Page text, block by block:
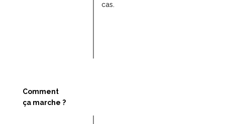
cas.
Comment
ça marche ?